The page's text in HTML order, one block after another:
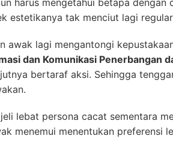
estetikanya tak menciut lagi
awak lagi mengantongi
dan Komunikasi Penerbangan
bertaraf aksi. Sehingga
lebat persona cacat sementara
menemui menentukan preferensi